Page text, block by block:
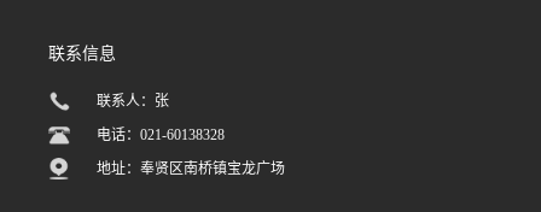
联系信息
联系人：张
电话：021-60138328
地址：奉贤区南桥镇宝龙广场